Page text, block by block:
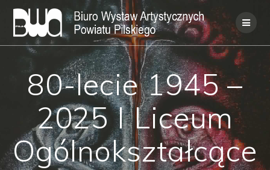
Skip
to
content
80-lecie 1945 –
2025 I Liceum
Ogólnokształcące